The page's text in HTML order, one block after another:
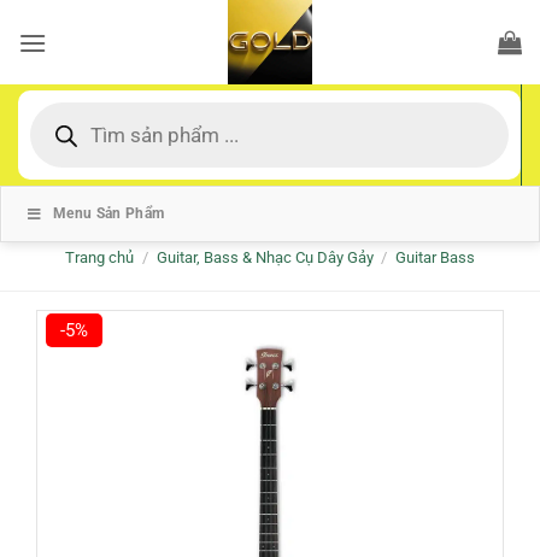
qua
dung
kiếm
Menu Sản Phẩm
Trang chủ / Guitar, Bass & Nhạc Cụ Dây Gảy / Guitar Bass
-5%